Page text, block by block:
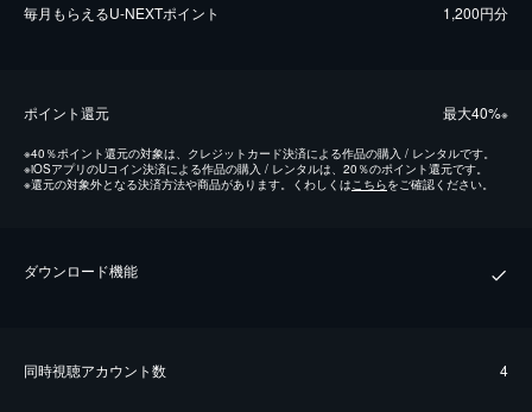
毎⽉もらえるU-NEXTポイント 1,200円分
ポイント還元 最⼤40%※
※40％ポイント還元の対象は、クレジットカード決済による作品の購入 / レンタルです。
※iOSアプリのUコイン決済による作品の購入 / レンタルは、20％のポイント還元です。
※還元の対象外となる決済方法や商品があります。くわしくはこちらをご確認ください。
ダウンロード機能
同時視聴アカウント数 4